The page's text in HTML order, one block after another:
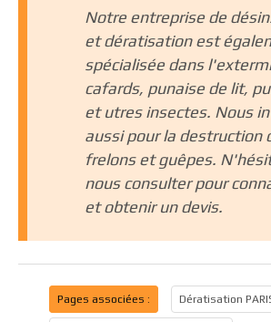
Notre entreprise de
et dératisation est
spécialisée dans
cafards, punaise de lit,
et utres insectes. Nous
aussi pour la destruction
frelons et guêpes.
nous consulter pour
et obtenir un devis.
Pages associées : Dératisation